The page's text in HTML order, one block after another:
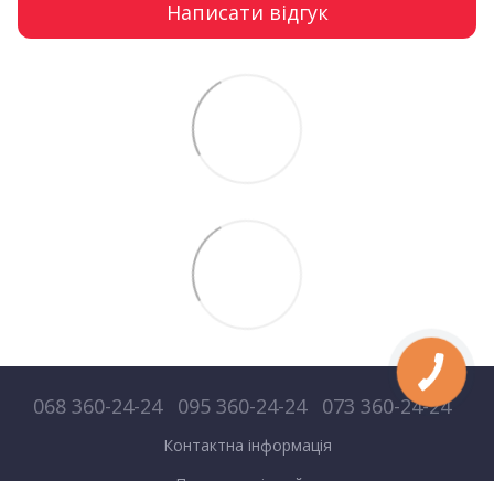
Написати відгук
068 360-24-24 095 360-24-24 073 360-24-24
Контактна інформація